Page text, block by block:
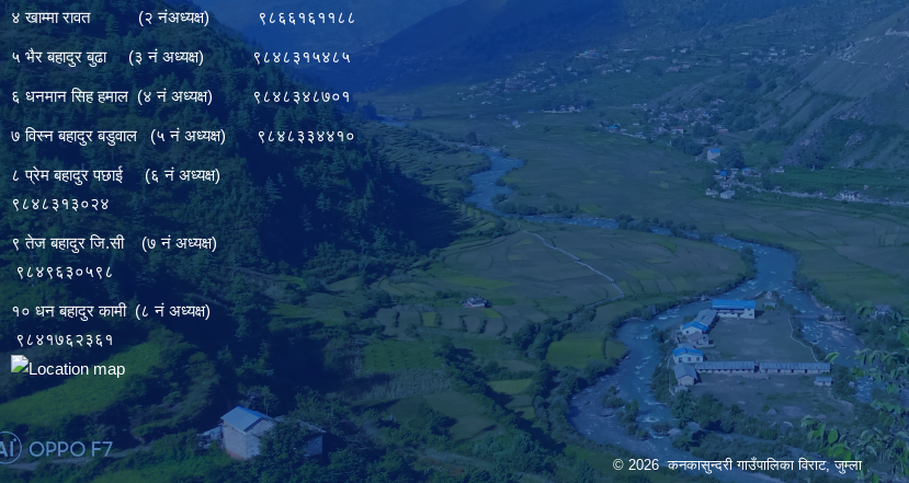
४ खाम्मा रावत (२ नंअध्यक्ष) ९८६६१६११८८
५ भैर बहादुर बुढा (३ नं अध्यक्ष) ९८४८३१५४८५
६ धनमान सिह हमाल (४ नं अध्यक्ष) ९८४८३४८७०१
७ विस्न बहादुर बडुवाल (५ नं अध्यक्ष) ९८४८३३४४१०
८ प्रेम बहादुर पछाई (६ नं अध्यक्ष)
९८४८३१३०२४
९ तेज बहादुर जि.सी (७ नं अध्यक्ष)
९८४९६३०५९८
१० धन बहादुर कामी (८ नं अध्यक्ष)
९८४१७६२३६१
© 2026 कनकासुन्दरी गाउँपालिका विराट, जुम्ला